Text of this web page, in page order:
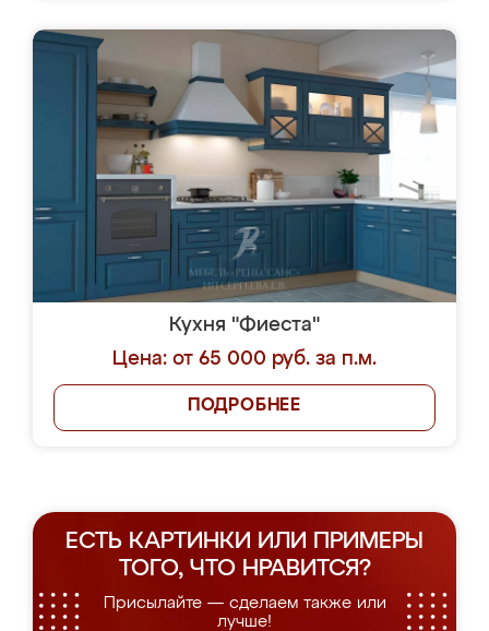
Кухня "Фиеста"
Цена: от 65 000 руб. за п.м.
ПОДРОБНЕЕ
ЕСТЬ КАРТИНКИ ИЛИ ПРИМЕРЫ
ТОГО, ЧТО НРАВИТСЯ?
Присылайте — сделаем также или
лучше!